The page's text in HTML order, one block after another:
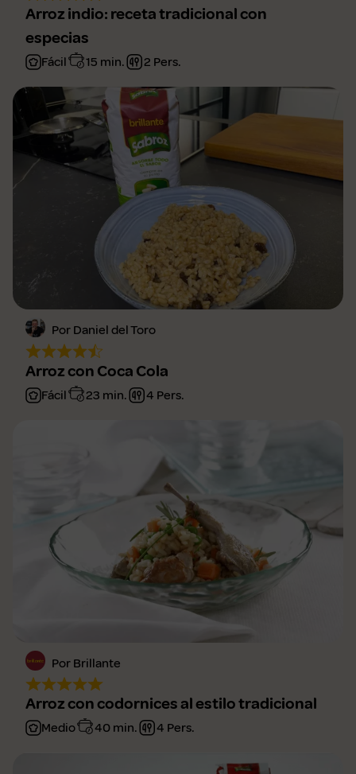
Arroz indio: receta tradicional con
especias
Fácil 15 min. 2 Pers.
Por Daniel del Toro
Arroz con Coca Cola
Fácil 23 min. 4 Pers.
Por Brillante
Arroz con codornices al estilo tradicional
Medio 40 min. 4 Pers.